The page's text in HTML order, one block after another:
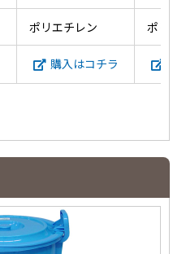
ポリエチレン ポリエ
購入はコチラ